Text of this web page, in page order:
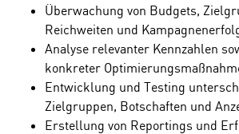
Überwachung von Budgets,
Reichweiten und
Analyse relevanter Kennzahlen
konkreter
Entwicklung und Testing
Zielgruppen, Botschaften und
Erstellung von Reportings und